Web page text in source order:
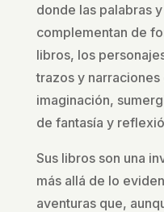
donde las palabras
complementan de
libros, los
trazos y
imaginación,
de fantasía y
Sus libros son una
más allá de lo
aventuras que,